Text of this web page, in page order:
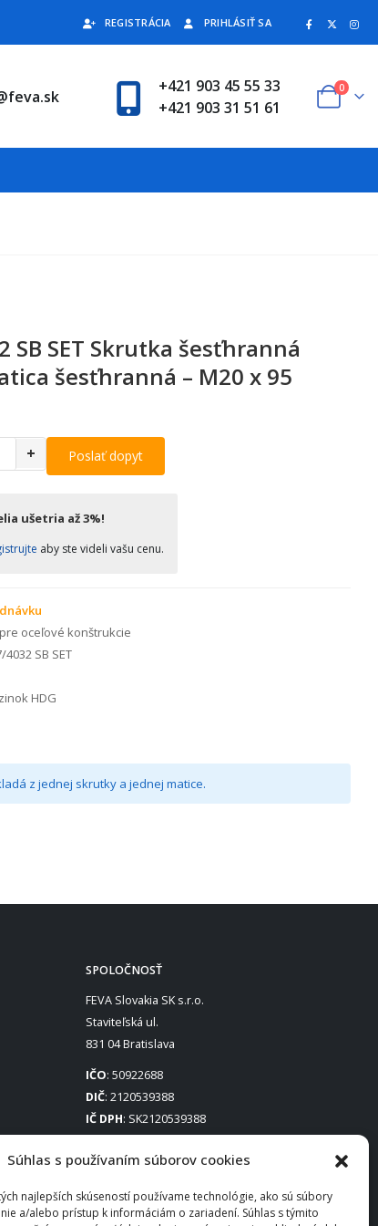
Súhlas s používaním súborov cookies
najlepších skúseností používame technológie, ako sú súbory
a/alebo prístup k informáciám o zariadení. Súhlas s týmito
REGISTRÁCIA PRIHLÁSIŤ SA
+421 903 45 55 33
+421 903 31 51 61
0
SB SET Skrutka šesťhranná
šesťhranná – M20 x 95
+ Poslať dopyt
ušetria až 3%!
aby ste videli vašu cenu.
oceľové konštrukcie
4032 SB SET
HDG
z jednej skrutky a jednej matice.
SPOLOČNOSŤ
FEVA Slovakia SK s.r.o.
Staviteľská ul.
831 04 Bratislava
IČO: 50922688
DIČ: 2120539388
IČ DPH: SK2120539388